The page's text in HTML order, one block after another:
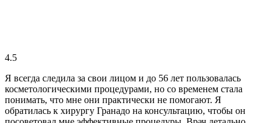
4.5
Я всегда следила за свои лицом и до 56 лет пользовалась
косметологическими процедурами, но со временем стала
понимать, что мне они практически не помогают. Я
обратилась к хирургу Гранадо на консультацию, чтобы он